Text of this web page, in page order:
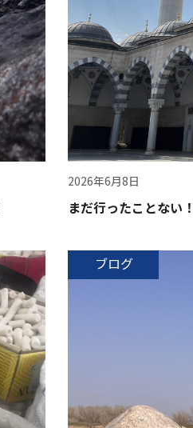
2026年6月8日
まだ行ったことない
ブログ